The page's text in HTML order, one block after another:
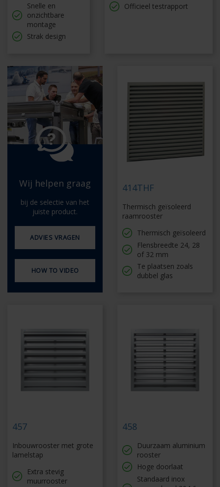
Snelle en
onzichtbare
montage
Strak design
Officieel testrapport
Wij helpen graag
bij de selectie van het
juiste product.
ADVIES VRAGEN
HOW TO VIDEO
414THF
Thermisch geïsoleerd
raamrooster
Thermisch geïsoleerd
Flensbreedte 24, 28
of 32 mm
Te plaatsen zoals
dubbel glas
457
Inbouwrooster met grote
lamelstap
Extra stevig
muurrooster
458
Duurzaam aluminium
rooster
Hoge doorlaat
Standaard inox